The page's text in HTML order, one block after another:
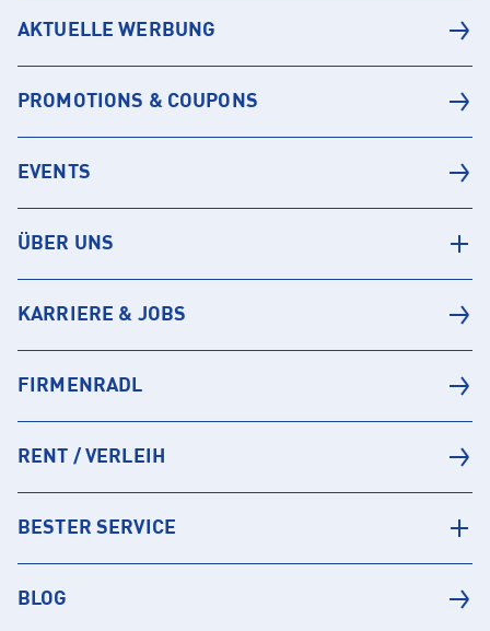
AKTUELLE WERBUNG
PROMOTIONS & COUPONS
EVENTS
ÜBER UNS
KARRIERE & JOBS
FIRMENRADL
RENT / VERLEIH
BESTER SERVICE
BLOG